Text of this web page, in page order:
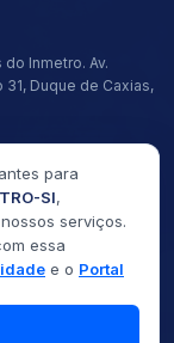
do Inmetro. Av.
Duque de Caxias,
para
SI,
serviços.
essa
e o Portal